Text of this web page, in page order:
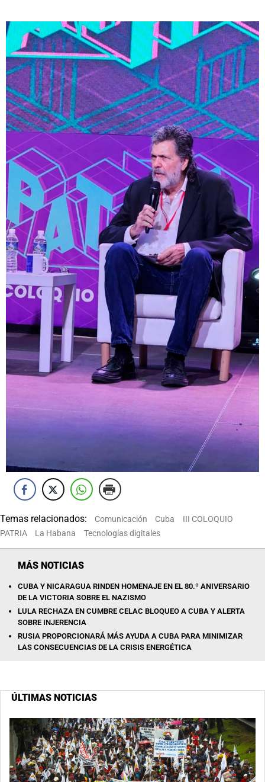
Temas relacionados: Comunicación Cuba
III COLOQUIO
PATRIA
La Habana Tecnologías digitales
MÁS NOTICIAS
CUBA Y NICARAGUA RINDEN HOMENAJE EN EL 80.º ANIVERSARIO
DE LA VICTORIA SOBRE EL NAZISMO
LULA RECHAZA EN CUMBRE CELAC BLOQUEO A CUBA Y ALERTA
SOBRE INJERENCIA
RUSIA PROPORCIONARÁ MÁS AYUDA A CUBA PARA MINIMIZAR
LAS CONSECUENCIAS DE LA CRISIS ENERGÉTICA
ÚLTIMAS NOTICIAS